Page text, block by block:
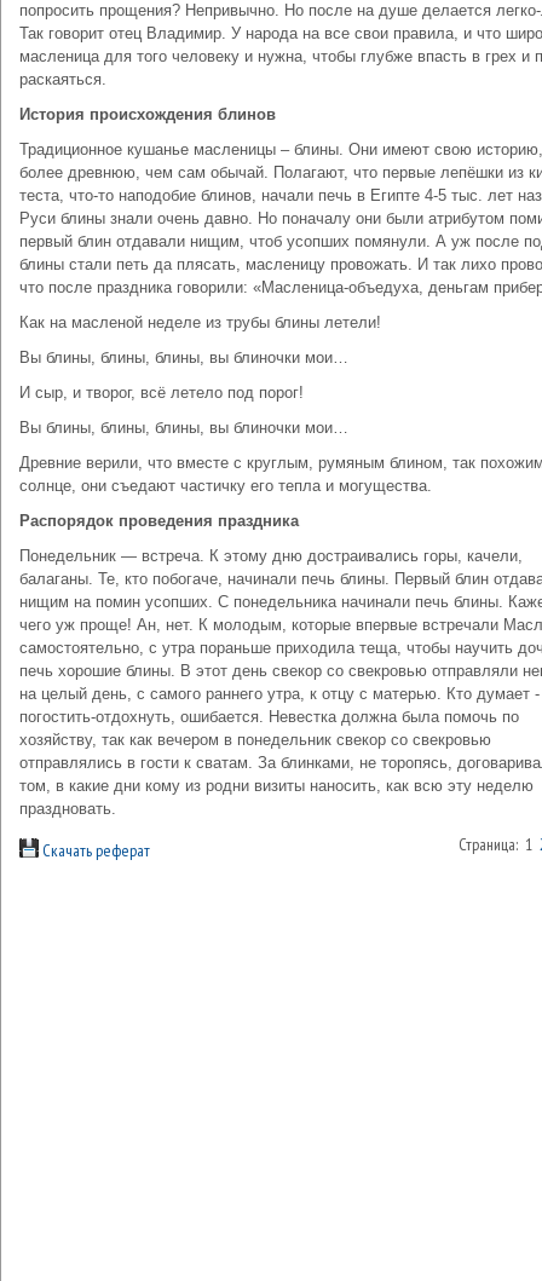
попросить прощения? Непривычно. Но после на душе делается легко-
Так говорит отец Владимир. У народа на все свои правила, и что
масленица для того человеку и нужна, чтобы глубже впасть в грех и
раскаяться.
История происхождения блинов
Традиционное кушанье масленицы – блины. Они имеют свою
более древнюю, чем сам обычай. Полагают, что первые лепёшки из
теста, что-то наподобие блинов, начали печь в Египте 4-5 тыс. лет
Руси блины знали очень давно. Но поначалу они были атрибутом
первый блин отдавали нищим, чтоб усопших помянули. А уж после
блины стали петь да плясать, масленицу провожать. И так лихо
что после праздника говорили: «Масленица-объедуха, деньгам
Как на масленой неделе из трубы блины летели!
Вы блины, блины, блины, вы блиночки мои…
И сыр, и творог, всё летело под порог!
Вы блины, блины, блины, вы блиночки мои…
Древние верили, что вместе с круглым, румяным блином, так
солнце, они съедают частичку его тепла и могущества.
Распорядок проведения праздника
Понедельник — встреча. К этому дню достраивались горы, качели,
балаганы. Те, кто побогаче, начинали печь блины. Первый блин
нищим на помин усопших. С понедельника начинали печь блины.
чего уж проще! Ан, нет. К молодым, которые впервые встречали
самостоятельно, с утра пораньше приходила теща, чтобы научить
печь хорошие блины. В этот день свекор со свекровью отправляли
на целый день, с самого раннего утра, к отцу с матерью. Кто думает -
погостить-отдохнуть, ошибается. Невестка должна была помочь по
хозяйству, так как вечером в понедельник свекор со свекровью
отправлялись в гости к сватам. За блинками, не торопясь,
том, в какие дни кому из родни визиты наносить, как всю эту неделю
праздновать.
Скачать реферат Страница: 1